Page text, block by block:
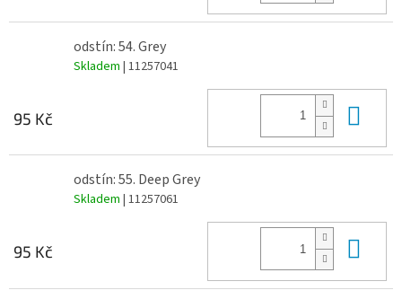
odstín: 54. Grey
Skladem | 11257041
95 Kč
odstín: 55. Deep Grey
Skladem | 11257061
95 Kč